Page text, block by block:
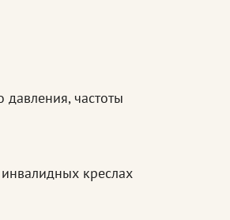
давления, частоты
креслах